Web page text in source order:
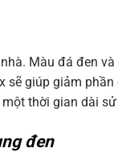
Màu đá đen
giúp giảm
thời gian dài
đen